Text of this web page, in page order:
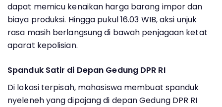
dapat memicu kenaikan harga barang impor dan
biaya produksi. Hingga pukul 16.03 WIB, aksi unjuk
rasa masih berlangsung di bawah penjagaan ketat
aparat kepolisian.
Spanduk Satir di Depan Gedung DPR RI
Di lokasi terpisah, mahasiswa membuat spanduk
nyeleneh yang dipajang di depan Gedung DPR RI